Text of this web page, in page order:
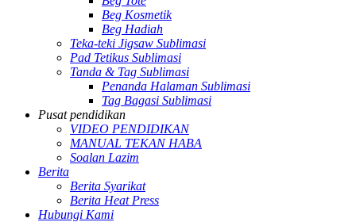
Beg Kosmetik
Beg Hadiah
Teka-teki Jigsaw Sublimasi
Pad Tetikus Sublimasi
Tanda & Tag Sublimasi
Penanda Halaman Sublimasi
Tag Bagasi Sublimasi
Pusat pendidikan
VIDEO PENDIDIKAN
MANUAL TEKAN HABA
Soalan Lazim
Berita
Berita Syarikat
Berita Heat Press
Hubungi Kami